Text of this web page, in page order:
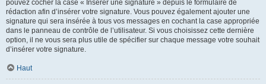
pouvez cocher la case « Insérer une signature » depuis le formulaire de
rédaction afin d’insérer votre signature. Vous pouvez également ajouter une
signature qui sera insérée à tous vos messages en cochant la case appropriée
dans le panneau de contrôle de l’utilisateur. Si vous choisissez cette dernière
option, il ne vous sera plus utile de spécifier sur chaque message votre souhait
d’insérer votre signature.
Haut